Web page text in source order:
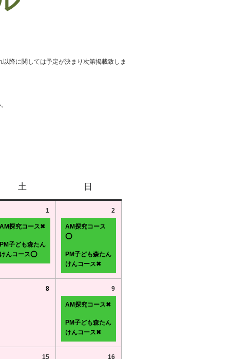
降に関しては予定が決まり次第掲載致しま
土 日
1
AM探究コース✖
PM子ども森たん
けんコース⭕
2
AM探究コース
⭕
PM子ども森たん
けんコース✖
8 9
AM探究コース✖
PM子ども森たん
けんコース✖
15 16